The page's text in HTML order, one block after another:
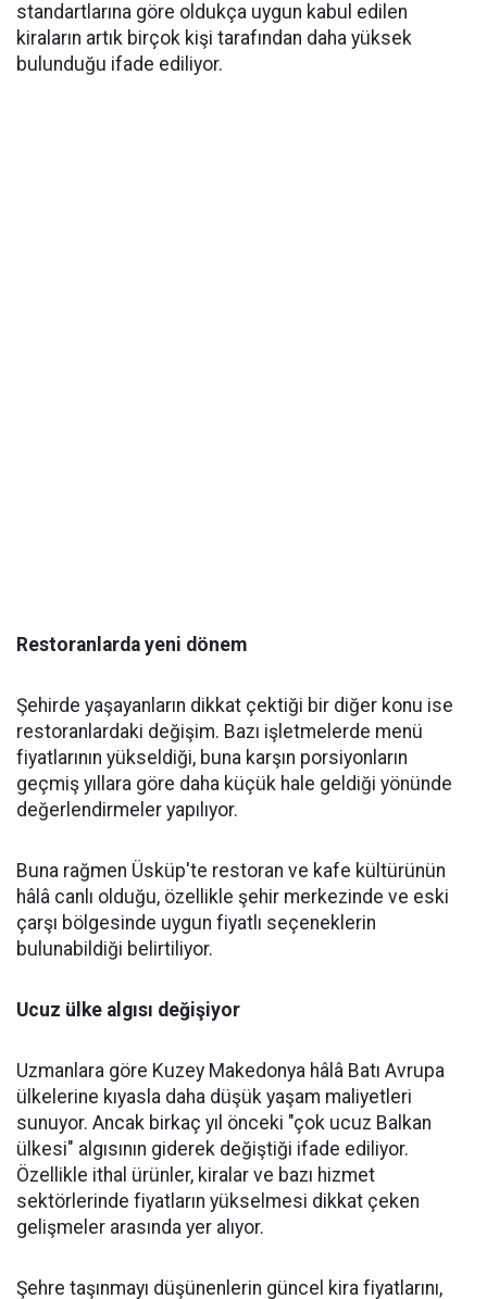
standartlarına göre oldukça uygun kabul edilen
kiraların artık birçok kişi tarafından daha yüksek
bulunduğu ifade ediliyor.
Restoranlarda yeni dönem
Şehirde yaşayanların dikkat çektiği bir diğer konu ise
restoranlardaki değişim. Bazı işletmelerde menü
fiyatlarının yükseldiği, buna karşın porsiyonların
geçmiş yıllara göre daha küçük hale geldiği yönünde
değerlendirmeler yapılıyor.
Buna rağmen Üsküp'te restoran ve kafe kültürünün
hâlâ canlı olduğu, özellikle şehir merkezinde ve eski
çarşı bölgesinde uygun fiyatlı seçeneklerin
bulunabildiği belirtiliyor.
Ucuz ülke algısı değişiyor
Uzmanlara göre Kuzey Makedonya hâlâ Batı Avrupa
ülkelerine kıyasla daha düşük yaşam maliyetleri
sunuyor. Ancak birkaç yıl önceki "çok ucuz Balkan
ülkesi" algısının giderek değiştiği ifade ediliyor.
Özellikle ithal ürünler, kiralar ve bazı hizmet
sektörlerinde fiyatların yükselmesi dikkat çeken
gelişmeler arasında yer alıyor.
Şehre taşınmayı düşünenlerin güncel kira fiyatlarını,